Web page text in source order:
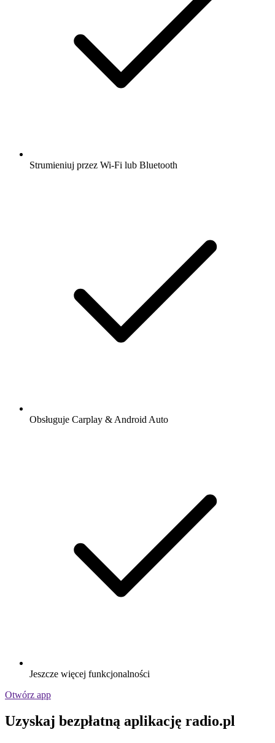
Strumieniuj przez Wi-Fi lub Bluetooth
Obsługuje Carplay & Android Auto
Jeszcze więcej funkcjonalności
Otwórz app
Uzyskaj bezpłatną aplikację radio.pl